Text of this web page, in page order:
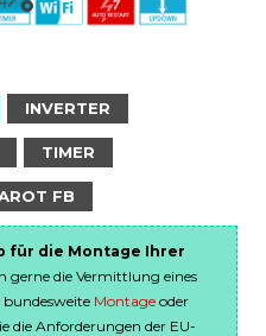
INVERTER
TIMER
FB
für die Montage Ihrer
gerne die Vermittlung eines
Montage oder
die Anforderungen der EU-